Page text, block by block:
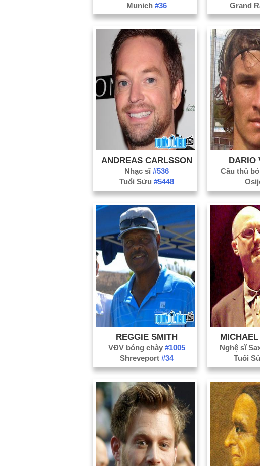
Munich #36
Grand
ANDREAS CARLSSON
Nhạc sĩ#536
Tuổi Sửu #5448
DARIO
Cầu thủ
REGGIE SMITH
VĐV bóng chày #1005
Shreveport #34
Nghệ sĩ
Tuổi